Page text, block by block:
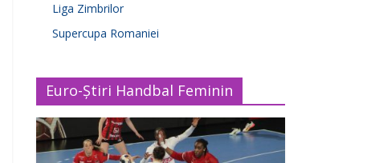
Liga Zimbrilor
Supercupa Romaniei
Euro-Știri Handbal Feminin